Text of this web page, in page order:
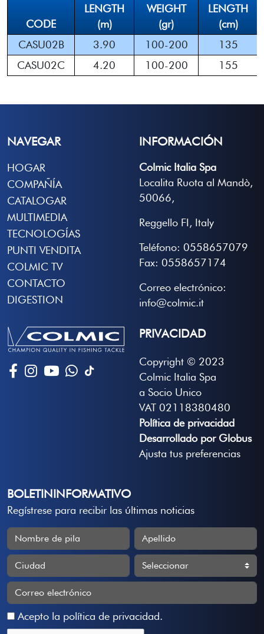
CODE
LENGTH
(m)
WEIGHT
(gr)
LENGTH
(cm)
CASU02B
3.90 100-200
135
CASU02C
4.20 100-200 155
NAVEGAR
HOGAR
COMPAÑÍA
CATALOGAR
MULTIMEDIA
TECNOLOGÍAS
PUNTI VENDITA
COLMIC TV
CONTACTO
DIGESTION
INFORMACIÓN
Colmic Italia Spa
Localita Ruota al Mandò,
50066,
Reggello FI, Italy
Teléfono: 0558657079
Fax: 0558657174
Correo electrónico:
info@colmic.it
PRIVACIDAD
Copyright © 2023
Colmic Italia Spa
a Socio Unico
VAT 02118380480
Política de privacidad
Desarrollado por Globus
Ajusta tus preferencias
BOLETININFORMATIVO
Regístrese para recibir las últimas noticias
Acepto la política de privacidad.